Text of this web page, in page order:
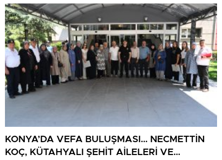
BULUŞUYOR
KONYA’DA VEFA BULUŞMASI… NECMETTİN
KOÇ, KÜTAHYALI ŞEHİT AİLELERİ VE